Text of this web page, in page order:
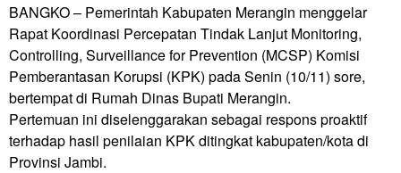
BANGKO – Pemerintah Kabupaten Merangin menggelar
Rapat Koordinasi Percepatan Tindak Lanjut Monitoring,
Controlling, Surveillance for Prevention (MCSP) Komisi
Pemberantasan Korupsi (KPK) pada Senin (10/11) sore,
bertempat di Rumah Dinas Bupati Merangin.
Pertemuan ini diselenggarakan sebagai respons proaktif
terhadap hasil penilaian KPK ditingkat kabupaten/kota di
Provinsi Jambi.